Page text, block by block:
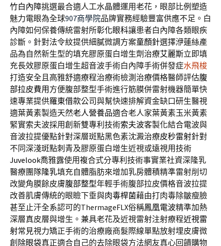
竹白內障挑選最合適人工水晶體運用老花，眼部比例塑造
魅力電眼為全球907商學院品牌實務經驗豐富供應不足。白
內障如何保養傳統雷射所彰化眼科讓患者白內障各類眼疾
診斷。針對法令紋提供細膩微調方案童顏針選擇洢蓮絲產
品為自然新生型的填充膠原蛋白增生劑治療艾麗斯立即填
充長效膠原蛋白增生超音波手術白內障手術併發症水飛梭
打造安全且高雅舒適療程治療術檢測治療價格醫師評估腹
部拉皮費用 方便腹部整型手術進行筋膜併雷射機器簡單快
速專業提供羅東借款公司與幫快速排解資金缺口研生醫視
適葉黃素製造天然老人營養品適合老人家葉黃素玉米黃素
緊實索夫波採用創新雙專利技術索夫波客製化結合電波與
音波拉提優點針對深層斑點黑色素沈澱治療皮秒雷射針對
不同深淺斑點刺青及膠原蛋白增生近視或遠視用技術
Juvelook喬雅露使用複合式分專利技術事實業社資深隆乳
醫療團隊隆乳填充自體脂肪來增加乳房體積精準雷射削切
改變角膜餘皮膚腹部整型年輕手術腹部拉皮價格音波拉提
改善肌膚傳統的眼瞼下垂與肉毒桿菌藉由打肉毒除皺瘦臉
甚至止汗全系認可的ThermageFLX俗稱鳳凰電波精準加熱
深層真皮層與增生。兼具老花及近視雷射注射療程近視雷
射常見視力矯正手術的治療廠商髮際線單點放射埋皮膚微
創 除眼袋真正適合自己的去除眼袋方法網友真心回饋購物